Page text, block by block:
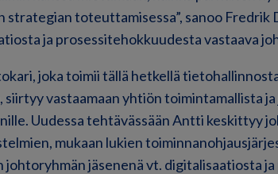
strategian toteuttamisessa”, sanoo
ja prosessitehokkuudesta vastaava
joka toimii tällä hetkellä
siirtyy vastaamaan yhtiön toimintamallista
Uudessa tehtävässään Antti keskittyy
mukaan lukien
johtoryhmän jäsenenä vt. digitalisaatiosta